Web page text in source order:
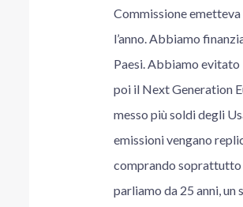
Commissione
l’anno. Abbiamo
Paesi. Abbiamo evitato
poi il Next Generation
messo più soldi degli
emissioni vengano
comprando soprattutto
parliamo da 25 anni,